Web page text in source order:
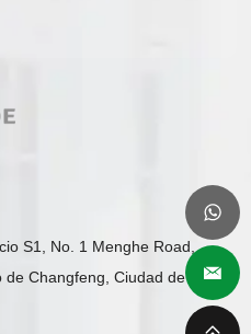
S1, No. 1 Menghe Road,
Changfeng, Ciudad de Hefei